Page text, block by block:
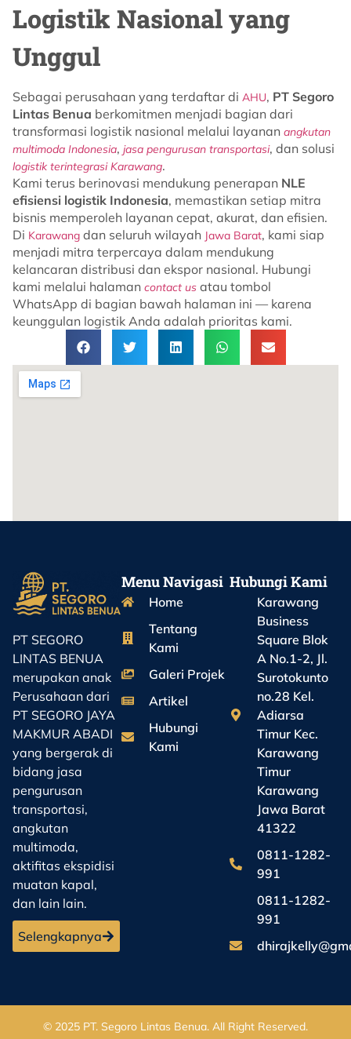
Logistik Nasional yang
Unggul
Sebagai perusahaan yang terdaftar di AHU, PT Segoro
Lintas Benua berkomitmen menjadi bagian dari
transformasi logistik nasional melalui layanan angkutan
multimoda Indonesia, jasa pengurusan transportasi, dan solusi
logistik terintegrasi Karawang.
Kami terus berinovasi mendukung penerapan NLE
efisiensi logistik Indonesia, memastikan setiap mitra
bisnis memperoleh layanan cepat, akurat, dan efisien.
Di Karawang dan seluruh wilayah Jawa Barat, kami siap
menjadi mitra terpercaya dalam mendukung
kelancaran distribusi dan ekspor nasional. Hubungi
kami melalui halaman contact us atau tombol
WhatsApp di bagian bawah halaman ini — karena
keunggulan logistik Anda adalah prioritas kami.
PT SEGORO
LINTAS BENUA
merupakan anak
Perusahaan dari
PT SEGORO JAYA
MAKMUR ABADI
yang bergerak di
bidang jasa
pengurusan
transportasi,
angkutan
multimoda,
aktifitas ekspidisi
muatan kapal,
dan lain lain.
Selengkapnya
Menu Navigasi
Home
Tentang
Kami
Galeri Projek
Artikel
Hubungi
Kami
Hubungi Kami
Karawang
Business
Square Blok
A No.1-2, Jl.
Surotokunto
no.28 Kel.
Adiarsa
Timur Kec.
Karawang
Timur
Karawang
Jawa Barat
41322
0811-1282-
991
0811-1282-
991
© 2025 PT. Segoro Lintas Benua. All Right Reserved.